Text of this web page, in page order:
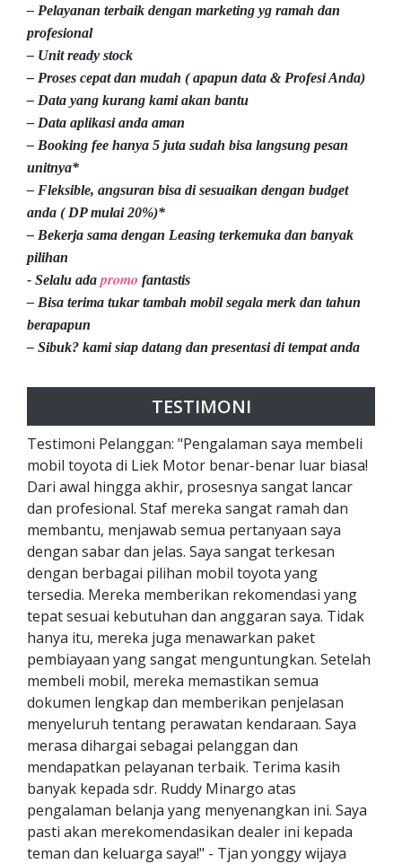
– Pelayanan terbaik dengan marketing yg ramah dan
profesional
– Unit ready stock
– Proses cepat dan mudah ( apapun data & Profesi Anda)
– Data yang kurang kami akan bantu
– Data aplikasi anda aman
– Booking fee hanya 5 juta sudah bisa langsung pesan
unitnya*
– Fleksible, angsuran bisa di sesuaikan dengan budget
anda ( DP mulai 20%)*
– Bekerja sama dengan Leasing terkemuka dan banyak
pilihan
- Selalu ada promo fantastis
– Bisa terima tukar tambah mobil segala merk dan tahun
berapapun
– Sibuk? kami siap datang dan presentasi di tempat anda
TESTIMONI
Testimoni Pelanggan: "Pengalaman saya membeli
mobil toyota di Liek Motor benar-benar luar biasa!
Dari awal hingga akhir, prosesnya sangat lancar
dan profesional. Staf mereka sangat ramah dan
membantu, menjawab semua pertanyaan saya
dengan sabar dan jelas. Saya sangat terkesan
dengan berbagai pilihan mobil toyota yang
tersedia. Mereka memberikan rekomendasi yang
tepat sesuai kebutuhan dan anggaran saya. Tidak
hanya itu, mereka juga menawarkan paket
pembiayaan yang sangat menguntungkan. Setelah
membeli mobil, mereka memastikan semua
dokumen lengkap dan memberikan penjelasan
menyeluruh tentang perawatan kendaraan. Saya
merasa dihargai sebagai pelanggan dan
mendapatkan pelayanan terbaik. Terima kasih
banyak kepada sdr. Ruddy Minargo atas
pengalaman belanja yang menyenangkan ini. Saya
pasti akan merekomendasikan dealer ini kepada
teman dan keluarga saya!" - Tjan yonggy wijaya